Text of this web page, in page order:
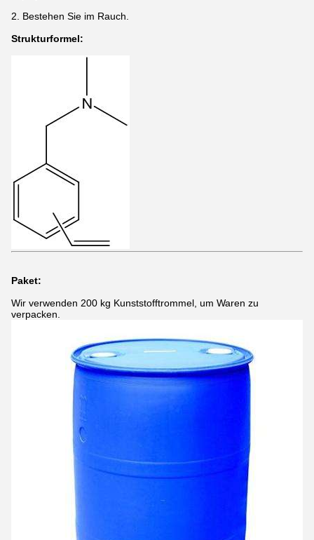
2. Bestehen Sie im Rauch.
Strukturformel:
Paket:
Wir verwenden 200 kg Kunststofftrommel, um Waren zu
verpacken.